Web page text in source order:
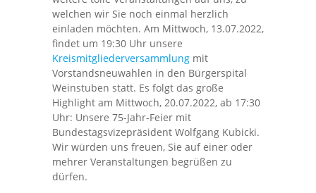
welchen wir Sie noch einmal herzlich
einladen möchten. Am Mittwoch, 13.07.2022,
findet um 19:30 Uhr unsere
Kreismitgliederversammlung mit
Vorstandsneuwahlen in den Bürgerspital
Weinstuben statt. Es folgt das große
Highlight am Mittwoch, 20.07.2022, ab 17:30
Uhr: Unsere 75-Jahr-Feier mit
Bundestagsvizepräsident Wolfgang Kubicki.
Wir würden uns freuen, Sie auf einer oder
mehrer Veranstaltungen begrüßen zu
dürfen.